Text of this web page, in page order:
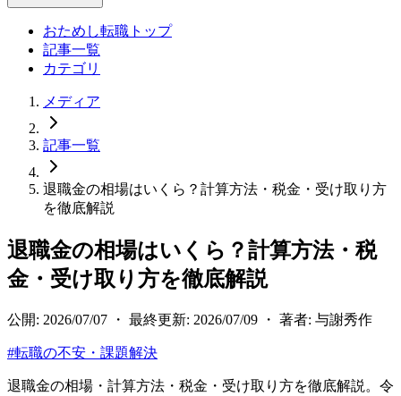
おためし転職トップ
記事一覧
カテゴリ
メディア
記事一覧
退職金の相場はいくら？計算方法・税金・受け取り方
を徹底解説
退職金の相場はいくら？計算方法・税
金・受け取り方を徹底解説
公開: 2026/07/07 ・ 最終更新: 2026/07/09 ・ 著者: 与謝秀作
#転職の不安・課題解決
退職金の相場・計算方法・税金・受け取り方を徹底解説。令